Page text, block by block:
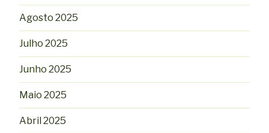
Agosto 2025
Julho 2025
Junho 2025
Maio 2025
Abril 2025